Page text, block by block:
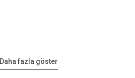
Daha fazla göster